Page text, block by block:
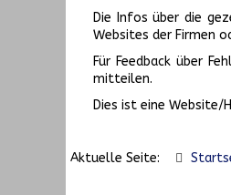
Die Infos über die
Websites der Firmen
Für Feedback über
mitteilen.
Dies ist eine Website/
Aktuelle Seite: